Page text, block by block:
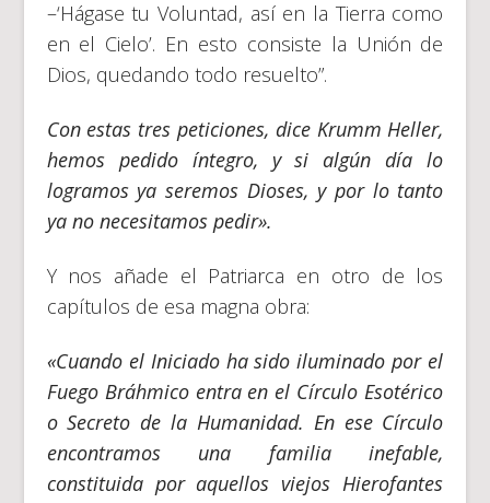
–‘Hágase tu Voluntad, así en la Tierra como
en el Cielo’. En esto consiste la Unión de
Dios, quedando todo resuelto”.
Con estas tres peticiones, dice Krumm Heller,
hemos pedido íntegro, y si algún día lo
logramos ya seremos Dioses, y por lo tanto
ya no necesitamos pedir».
Y nos añade el Patriarca en otro de los
capítulos de esa magna obra:
«Cuando el Iniciado ha sido iluminado por el
Fuego Bráhmico entra en el Círculo Esotérico
o Secreto de la Humanidad. En ese Círculo
encontramos una familia inefable,
constituida por aquellos viejos Hierofantes